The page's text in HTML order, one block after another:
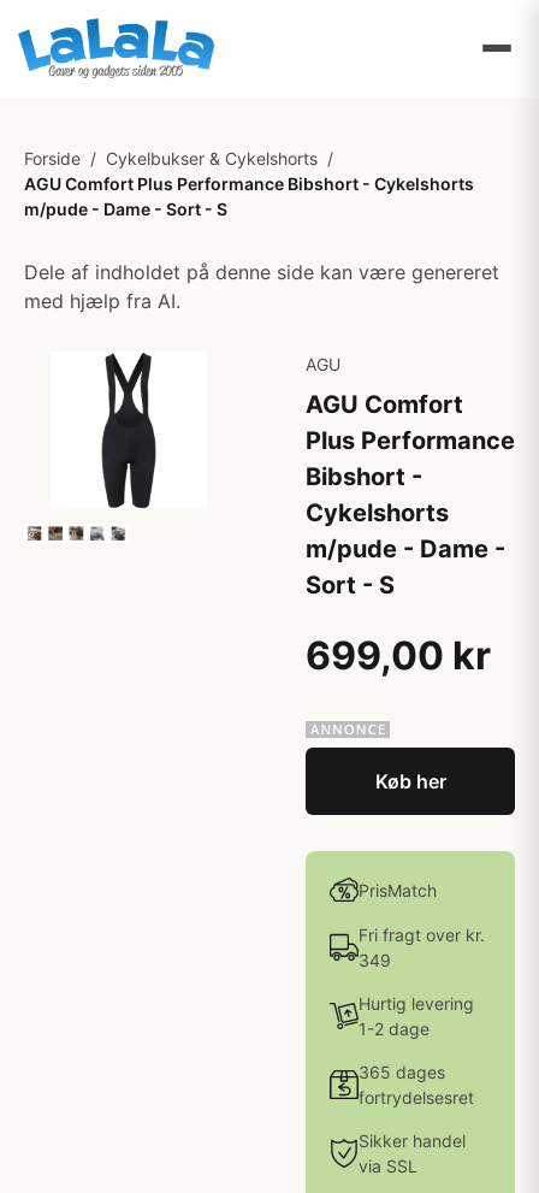
Forside / Cykelbukser & Cykelshorts /
AGU Comfort Plus Performance Bibshort - Cykelshorts
m/pude - Dame - Sort - S
Dele af indholdet på denne side kan være genereret
med hjælp fra AI.
AGU
AGU Comfort
Plus Performance
Bibshort -
Cykelshorts
m/pude - Dame -
Sort - S
699,00 kr
Køb her
PrisMatch
Fri fragt over kr.
349
Hurtig levering
1-2 dage
365 dages
fortrydelsesret
Sikker handel
via SSL